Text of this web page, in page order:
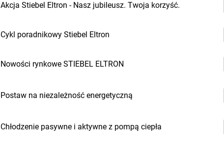
Akcja Stiebel Eltron - Nasz jubileusz. Twoja korzyść.
Cykl poradnikowy Stiebel Eltron
Nowości rynkowe STIEBEL ELTRON
Postaw na niezależność energetyczną
Chłodzenie pasywne i aktywne z pompą ciepła